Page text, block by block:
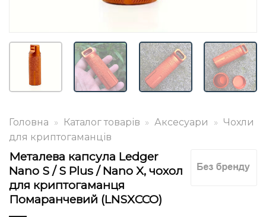
Головна » Каталог товарів » Аксесуари » Чохли
для криптогаманців
Металева капсула Ledger
Nano S / S Plus / Nano X, чохол
для криптогаманця
Помаранчевий (LNSXCCO)